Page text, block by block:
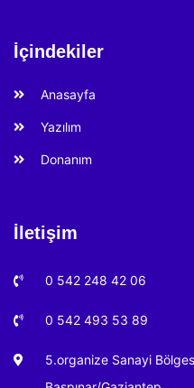
İçindekiler
Anasayfa
Yazılım
Donanım
İletişim
0 542 248 42 06
0 542 493 53 89
5.organize Sanayi